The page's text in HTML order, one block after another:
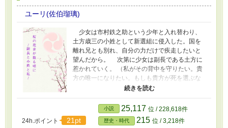
ユーリ(佐伯瑠璃)
少女は市村鉄之助という少年と入れ替わり、
土方歳三の小姓として新選組に侵入した。国を
離れ兄とも別れ、自分の力だけで疾走したいと
望んだから。 次第に少女は副長である土方に
惹かれていく。 （私がその背中を守りたい。貴
方の唯一になりたい。もしも貴方が死を選ぶな
ら、私も連れて行ってください……） 京都か
のために人を斬り、誠の旗の下に散華する仲間
たち。果たして少女に土方の命は守れるのか。
※史実に沿いながら物語は進みますが、捏造だ
24h.ポイント 21pt
小説 25,117 位 / 228,618件
歴史・時代 215 位 / 3,218件